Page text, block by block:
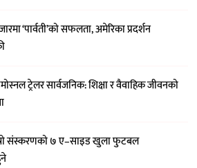
‘पार्वती’को सफलता, अमेरिका प्रदर्शन
ट्रेलर सार्वजनिक: शिक्षा र वैवाहिक जीवनको
संस्करणको ७ ए–साइड खुला फुटबल